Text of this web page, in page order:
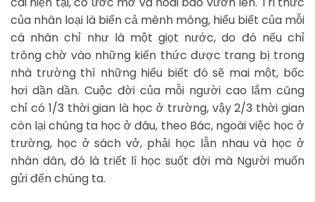
của nhân loại là biển cả mênh mông, hiểu biết của mỗi
cá nhân chỉ như là một giọt nước, do đó nếu chỉ
trông chờ vào những kiến thức được trang bị trong
nhà trường thì những hiểu biết đó sẽ mai một, bốc
hơi dần dần. Cuộc đời của mỗi người cao lắm cũng
chỉ có 1/3 thời gian là học ở trường, vậy 2/3 thời gian
còn lại chúng ta học ở đâu, theo Bác, ngoài việc học ở
trường, học ở sách vở, phải học lẫn nhau và học ở
nhân dân, đó là triết lí học suốt đời mà Người muốn
gửi đến chúng ta.